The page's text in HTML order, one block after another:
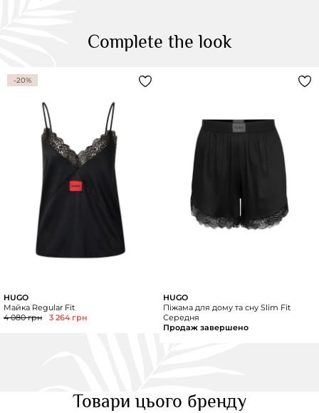
Complete the look
-20%
HUGO
Майка Regular Fit
4 080 грн
3 264 грн
HUGO
Піжама для дому та сну Slim Fit
Середня
Продаж завершено
Товари цього бренду